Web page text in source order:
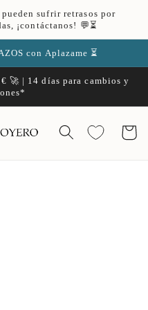
sufrir retrasos por
¡contáctanos! 💬⏳
con Aplazame ⏳
🚀 | 14 días para cambios y
Carrito